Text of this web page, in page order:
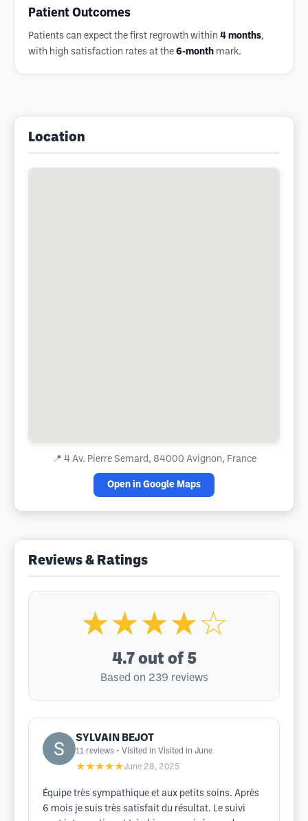
Patient Outcomes
Patients can expect the first regrowth within 4 months,
with high satisfaction rates at the 6-month mark.
Location
📍 4 Av. Pierre Semard, 84000 Avignon, France
Open in Google Maps
Reviews & Ratings
★★★★☆
4.7 out of 5
Based on 239 reviews
SYLVAIN BEJOT
11 reviews • Visited in Visited in June
★★★★★June 28, 2025
Équipe très sympathique et aux petits soins. Après
6 mois je suis très satisfait du résultat. Le suivi